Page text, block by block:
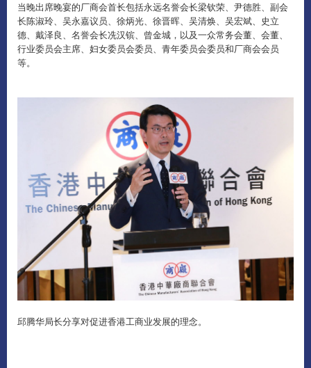
当晚出席晚宴的厂商会首长包括永远名誉会长梁钦荣、尹德胜、副会
长陈淑玲、吴永嘉议员、徐炳光、徐晋晖、吴清焕、吴宏斌、史立
德、戴泽良、名誉会长冼汉镔、曾金城，以及一众常务会董、会董、
行业委员会主席、妇女委员会委员、青年委员会委员和厂商会会员
等。
邱腾华局长分享对促进香港工商业发展的理念。